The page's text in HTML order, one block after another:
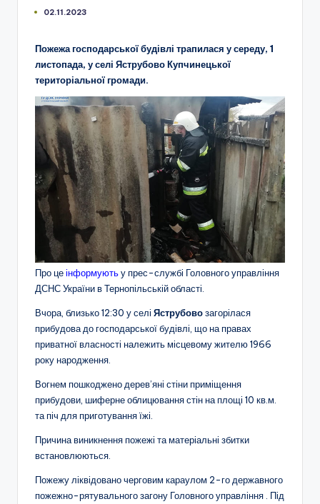
02.11.2023
Пожежа господарської будівлі трапилася у середу, 1
листопада, у селі Яструбово Купчинецької
територіальної громади.
Про цеінформуютьу прес-службі Головного управління
ДСНС України в Тернопільській області.
Вчора, близько 12:30 у селі Яструбовозагорілася
прибудова до господарської будівлі, що на правах
приватної власності належить місцевому жителю 1966
року народження.
Вогнем пошкоджено дерев’яні стіни приміщення
прибудови, шиферне облицювання стін на площі 10 кв.м.
та піч для приготування їжі.
Причина виникнення пожежі та матеріальні збитки
встановлюються.
Пожежу ліквідовано черговим караулом 2-го державного
пожежно-рятувального загону Головного управління . Під